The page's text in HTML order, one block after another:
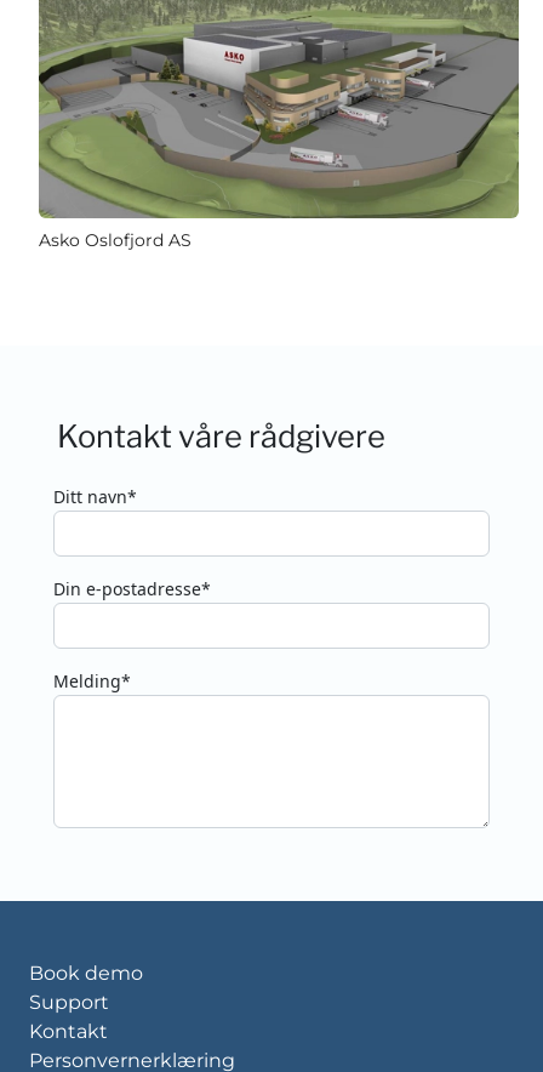
Asko Oslofjord AS
Kontakt våre rådgivere
Ditt navn*
Din e-postadresse*
Melding*
Book demo
Support
Kontakt
Personvernerklæring